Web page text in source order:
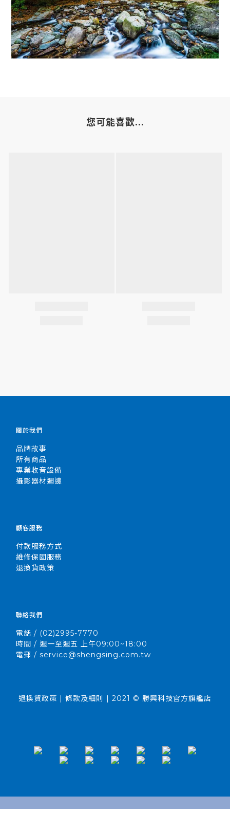
您可能喜歡...
關於我們
品牌故事
所有商品
專業收音設備
攝影器材週邊
顧客服務
付款服務方式
維修保固服務
退換貨政策
聯絡我們
電話 / (02)2995-7770
時間 / 週一至週五 上午09:00~18:00
電郵 / service@shengsing.com.tw
退換貨政策 | 條款及細則 | 2021 © 勝興科技官方旗艦店